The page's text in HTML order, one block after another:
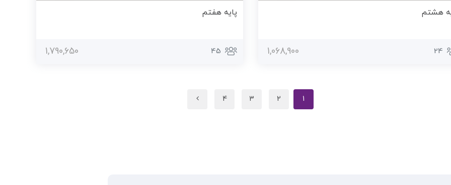
هشتم
24
1,068,900
پایه هفتم
45
1,790,650
1
2
3
4